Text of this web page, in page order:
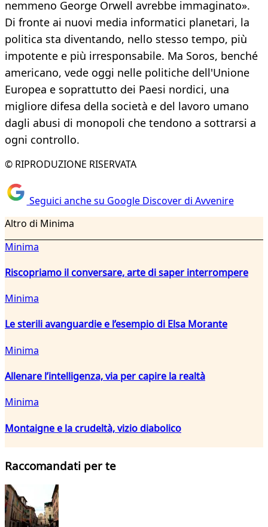
nemmeno George Orwell avrebbe immaginato».
Di fronte ai nuovi media informatici planetari, la
politica sta diventando, nello stesso tempo, più
impotente e più irresponsabile. Ma Soros, benché
americano, vede oggi nelle politiche dell'Unione
Europea e soprattutto dei Paesi nordici, una
migliore difesa della società e del lavoro umano
dagli abusi di monopoli che tendono a sottrarsi a
ogni controllo.
© RIPRODUZIONE RISERVATA
Seguici anche su Google Discover di Avvenire
Altro di Minima
Minima
Riscopriamo il conversare, arte di saper interrompere
Minima
Le sterili avanguardie e l’esempio di Elsa Morante
Minima
Allenare l’intelligenza, via per capire la realtà
Minima
Montaigne e la crudeltà, vizio diabolico
Raccomandati per te